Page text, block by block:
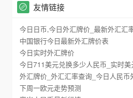
友情链接
今日日币,今日外汇牌价_最新外汇汇
中国银行今日最新外汇牌价表
今日实时外汇牌价
今日711美元兑换多少人民币_实时
外汇牌价_外汇汇率查询_今日人民币
下周一欧元走势预测